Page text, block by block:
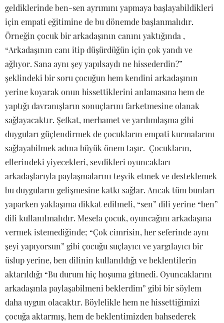
geldiklerinde ben-sen ayrımını yapmaya başlayabildikleri
için empati eğitimine de bu dönemde başlanmalıdır.
Örneğin çocuk bir arkadaşının canını yaktığında ,
“Arkadaşının canı itip düşürdüğün için çok yandı ve
ağlıyor. Sana aynı şey yapılsaydı ne hissederdin?”
şeklindeki bir soru çocuğun hem kendini arkadaşının
yerine koyarak onun hissettiklerini anlamasına hem de
yaptığı davranışların sonuçlarını farketmesine olanak
sağlayacaktır. Şefkat, merhamet ve yardımlaşma gibi
duyguları güçlendirmek de çocukların empati kurmalarını
sağlayabilmek adına büyük önem taşır. Çocukların,
ellerindeki yiyecekleri, sevdikleri oyuncakları
arkadaşlarıyla paylaşmalarını teşvik etmek ve desteklemek
bu duyguların gelişmesine katkı sağlar. Ancak tüm bunları
yaparken yaklaşıma dikkat edilmeli, “sen” dili yerine “ben”
dili kullanılmalıdır. Mesela çocuk, oyuncağını arkadaşına
vermek istemediğinde; “Çok cimrisin, her seferinde aynı
şeyi yapıyorsun” gibi çocuğu suçlayıcı ve yargılayıcı bir
üslup yerine, ben dilinin kullanıldığı ve beklentilerin
aktarıldığı “Bu durum hiç hoşuma gitmedi. Oyuncaklarını
arkadaşınla paylaşabilmeni beklerdim” gibi bir söylem
daha uygun olacaktır. Böylelikle hem ne hissettiğimizi
çocuğa aktarmış, hem de beklentimizden bahsederek